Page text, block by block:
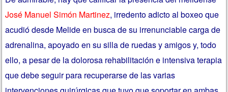
José Manuel Simón Martinez, irredento adicto al boxeo que
acudió desde Melide en busca de su irrenunciable carga de
adrenalina, apoyado en su silla de ruedas y amigos y, todo
ello, a pesar de la dolorosa rehabilitación e intensiva terapia
que debe seguir para recuperarse de las varias